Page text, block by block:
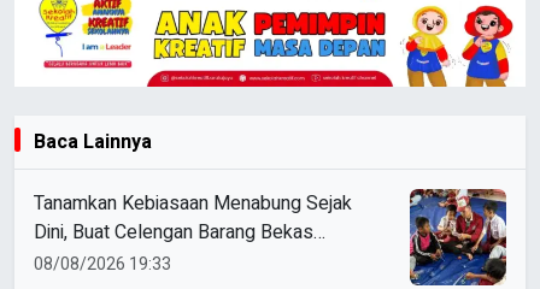
Baca Lainnya
Tanamkan Kebiasaan Menabung Sejak
Dini, Buat Celengan Barang Bekas
bersama Mahasiswa KKN Umsida
08/08/2026 19:33